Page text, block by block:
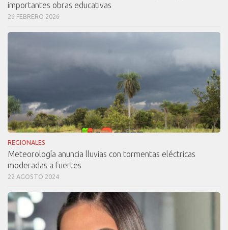
importantes obras educativas
26 FEBRERO 2026
REGIONALES
Meteorología anuncia lluvias con tormentas eléctricas
moderadas a fuertes
22 AGOSTO 2024